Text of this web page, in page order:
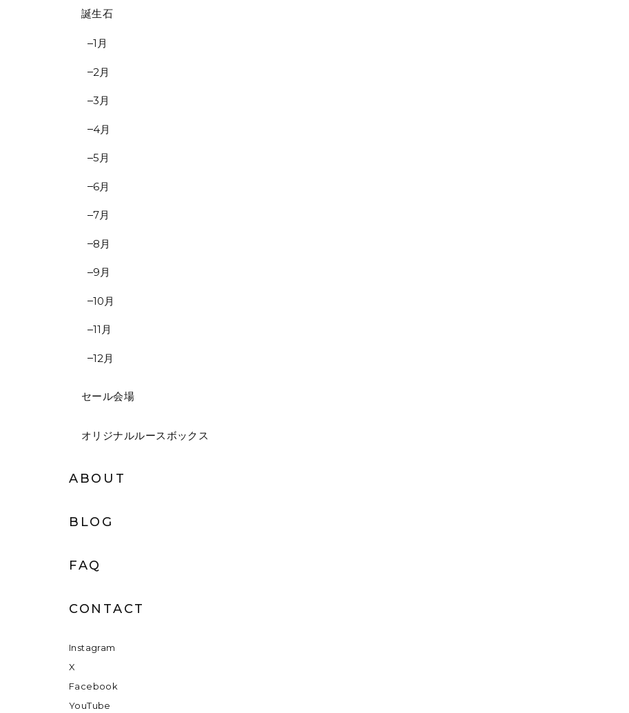
誕生石
1月
2月
3月
4月
5月
6月
7月
8月
9月
10月
11月
12月
セール会場
オリジナルルースボックス
ABOUT
BLOG
FAQ
CONTACT
Instagram
X
Facebook
YouTube